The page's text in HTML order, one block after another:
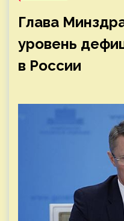
Глава
уровень
в России